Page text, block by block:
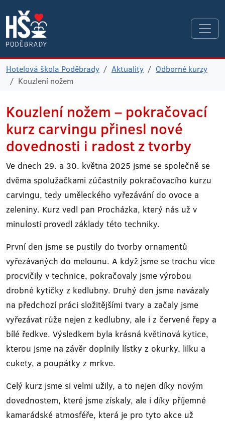
Hotelová škola Poděbrady Aktuality
Odborné kurzy
Kouzlení nožem
Kouzlení nožem – pokračovací
kurz carvingu přinesl nové
dovednosti i radost z tvorby
Ve dnech 29. a 30. května 2025 jsme se společně se
dvěma spolužačkami zúčastnily pokračovacího kurzu
carvingu, tedy uměleckého vyřezávání do ovoce a
zeleniny. Kurz vedl pan Procházka, který nás už v
minulosti provedl základy této techniky.
První den jsme se pustily do tvorby ornamentů
vyřezávaných do melounu. A když jsme se trochu více
procvičily v technice, pokračovaly jsme výrobou
drobné kytičky z kedlubny. Druhý den jsme navázaly
na předchozí práci složitějšími tvary a začaly jsme
vyřezávat růže nejen z kedlubny, ale i z červené řepy a
bílé ředkve. Výsledkem byla krásná květinová kytice,
kterou jsme na závěr doplnily lístky z okurky, lilku a
cukety, a poupátky z mrkve.
Celý kurz jsme si velmi užily, a to nejen díky novým
dovednostem, které jsme získaly, ale i díky příjemné
kamarádské atmosféře, která je pro tyto akce už